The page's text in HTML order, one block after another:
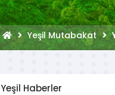
Yeşil Mutabakat
Yeşil Haberler